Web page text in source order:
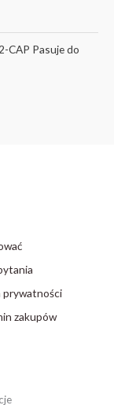
CAP Pasuje do
prywatności
zakupów